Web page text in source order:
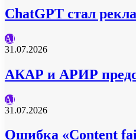
ChatGPT стал
AI
31.07.2026
АКАР и АРИР
AI
31.07.2026
Ошибка «Content